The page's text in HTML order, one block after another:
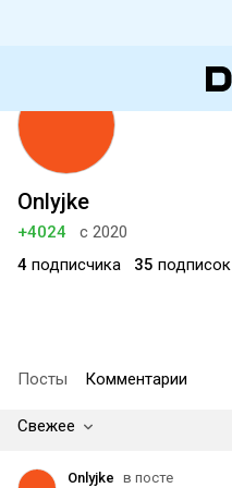
Onlyjke
+4024
с 2020
4 подписчика 35 подписок
Посты Комментарии
Свежее
Onlyjke в посте